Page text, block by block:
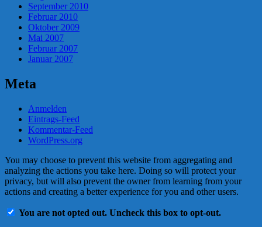
September 2010
Februar 2010
Oktober 2009
Mai 2007
Februar 2007
Januar 2007
Meta
Anmelden
Eintrags-Feed
Kommentar-Feed
WordPress.org
You may choose to prevent this website from aggregating and
analyzing the actions you take here. Doing so will protect your
privacy, but will also prevent the owner from learning from your
actions and creating a better experience for you and other users.
You are not opted out. Uncheck this box to opt-out.